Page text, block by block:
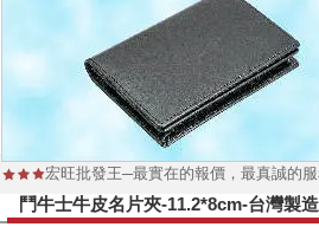
宏旺批發王─最實在的報價，最真誠的
鬥牛士牛皮名片夾-11.2*8cm-台灣製